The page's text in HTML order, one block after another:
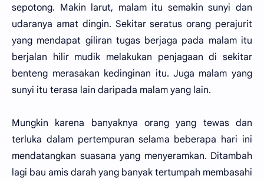
sepotong. Makin larut, malam itu semakin sunyi dan
udaranya amat dingin. Sekitar seratus orang perajurit
yang mendapat giliran tugas berjaga pada malam itu
berjalan hilir mudik melakukan penjagaan di sekitar
benteng merasakan kedinginan itu. Juga malam yang
sunyi itu terasa lain daripada malam yang lain.
Mungkin karena banyaknya orang yang tewas dan
terluka dalam pertempuran selama beberapa hari ini
mendatangkan suasana yang menyeramkan. Ditambah
lagi bau amis darah yang banyak tertumpah membasahi